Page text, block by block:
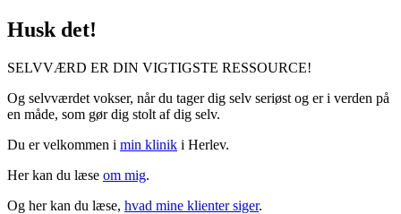
Husk det!
SELVVÆRD ER DIN VIGTIGSTE RESSOURCE!
Og selvværdet vokser, når du tager dig selv seriøst og er i verden på
en måde, som gør dig stolt af dig selv.
Du er velkommen i min klinik i Herlev.
Her kan du læse om mig.
Og her kan du læse, hvad mine klienter siger.